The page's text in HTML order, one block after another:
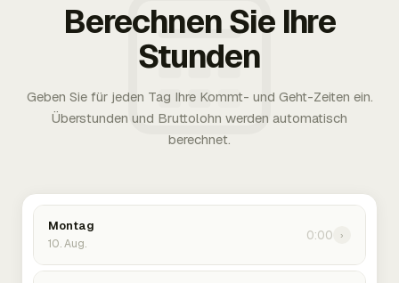
Berechnen Sie Ihre
Stunden
Geben Sie für jeden Tag Ihre Kommt- und Geht-Zeiten ein.
Überstunden und Bruttolohn werden automatisch
berechnet.
Montag
10. Aug.
0:00 ›